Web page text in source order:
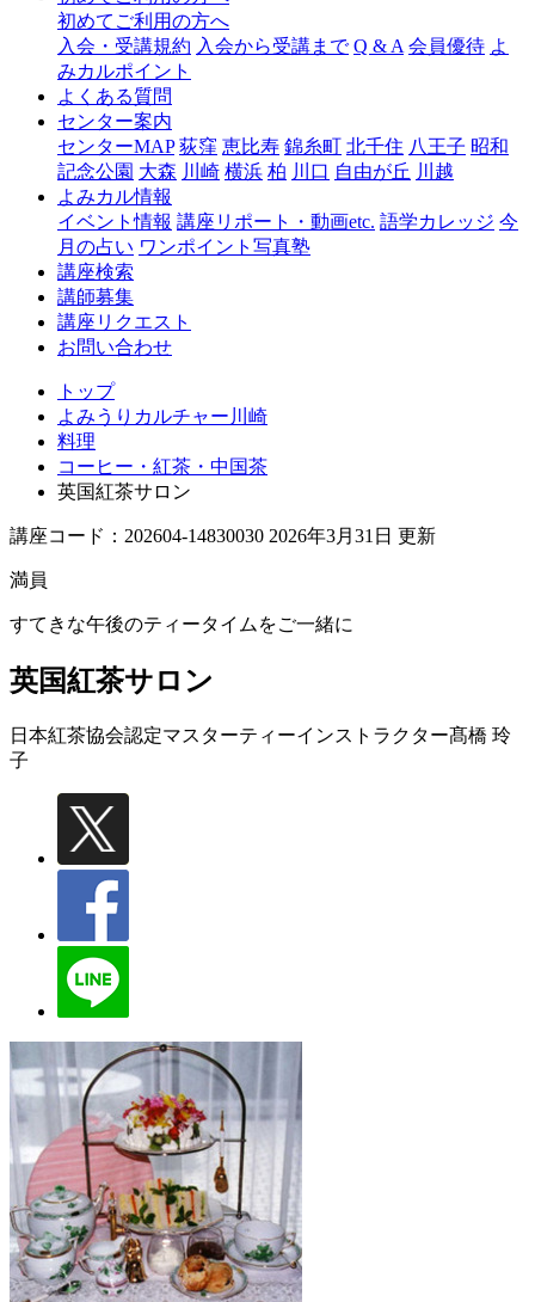
ャ
崎
初めてご利用の方へ
入会・受講規約 入会から受講まで Q & A 会員優待 よ
みカルポイント
よくある質問
センター案内
センターMAP 荻窪 恵比寿 錦糸町 北千住 八王子 昭和
記念公園 大森 川崎 横浜 柏 川口 自由が丘 川越
よみカル情報
イベント情報 講座リポート・動画etc. 語学カレッジ 今
月の占い ワンポイント写真塾
講座検索
講師募集
講座リクエスト
お問い合わせ
トップ
よみうりカルチャー川崎
料理
コーヒー・紅茶・中国茶
英国紅茶サロン
講座コード：202604-14830030 2026年3月31日 更新
満員
すてきな午後のティータイムをご一緒に
英国紅茶サロン
日本紅茶協会認定マスターティーインストラクター髙橋 玲
子